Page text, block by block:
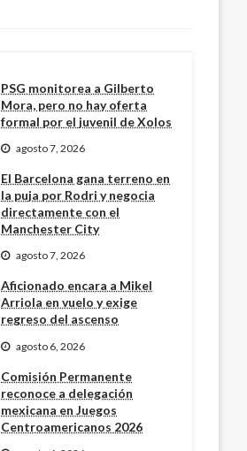
PSG monitorea a Gilberto
Mora, pero no hay oferta
formal por el juvenil de Xolos
agosto 7, 2026
El Barcelona gana terreno en
la puja por Rodri y negocia
directamente con el
Manchester City
agosto 7, 2026
Aficionado encara a Mikel
Arriola en vuelo y exige
regreso del ascenso
agosto 6, 2026
Comisión Permanente
reconoce a delegación
mexicana en Juegos
Centroamericanos 2026